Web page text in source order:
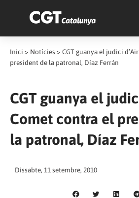
Inici > Notícies > CGT guanya el judici
president de la patronal, Díaz Ferrán
CGT guanya el
Comet contra el
la patronal, Díaz
Dissabte, 11 setembre, 2010